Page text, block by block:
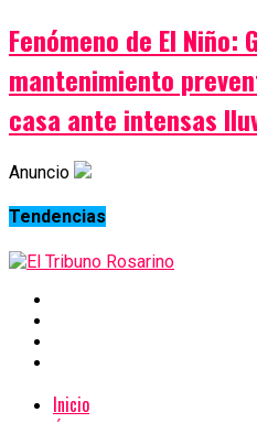
Fenómeno de El Niño:
mantenimiento
casa ante intensas
Anuncio
Tendencias
Inicio